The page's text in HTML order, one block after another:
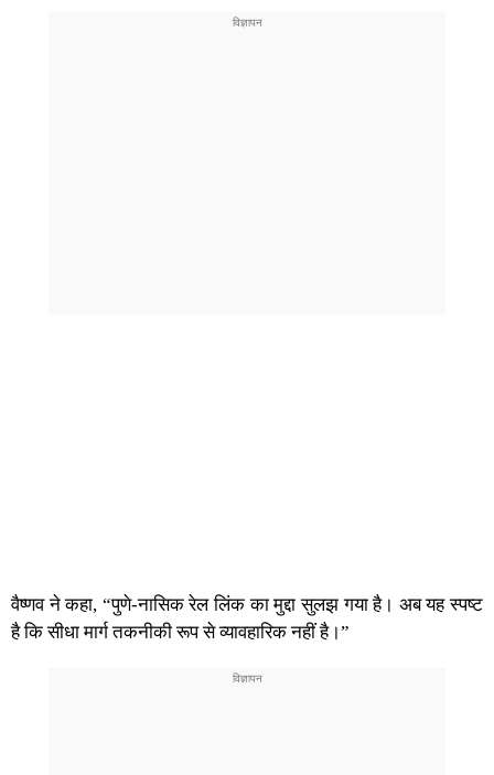
वैष्णव ने कहा, “पुणे-नासिक रेल लिंक का मुद्दा सुलझ गया है। अब यह स्पष्ट
है कि सीधा मार्ग तकनीकी रूप से व्यावहारिक नहीं है।”